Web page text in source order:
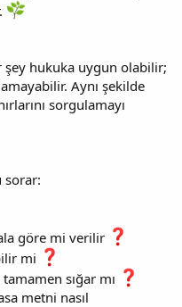
şey hukuka uygun olabilir;
Aynı şekilde
sorgulamayı
sorar:
göre mi verilir
mi
sığar mı
metni nasıl